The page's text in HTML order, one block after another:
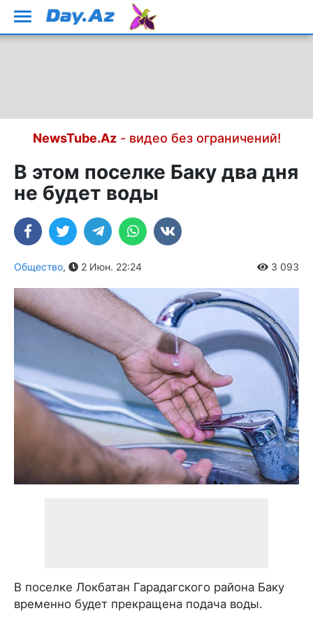
NewsTube.Az- видео без ограничений!
В этом поселке Баку два дня
не будет воды
Общество, 2 Июн. 22:24 3 093
В поселке Локбатан Гарадагского района Баку
временно будет прекращена подача воды.